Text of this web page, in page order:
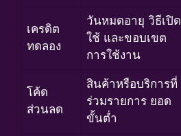
เครดิต
ทดลอง
วันหมดอายุ วิธีเปิด
ใช้ และขอบเขต
การใช้งาน
โค้ด
ส่วนลด
สินค้าหรือบริการที่
ร่วมรายการ ยอด
ขั้นต่ำ